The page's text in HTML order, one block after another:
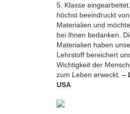
5. Klasse
höchst beeindruckt
Materialien und
bei Ihnen bedanken.
Materialien haben
Lehrstoff bereichert
Wichtigkeit der
zum Leben erweckt. –
USA